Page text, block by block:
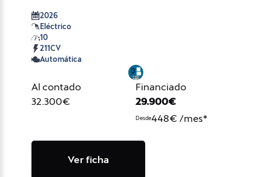
2026
Eléctrico
10
211CV
Automática
Al contado
32.300€
Financiado
29.900€
Desde448€ /mes*
Ver ficha